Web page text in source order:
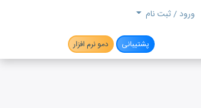
ورود / ثبت نام
پشتیبانی دمو نرم افزار